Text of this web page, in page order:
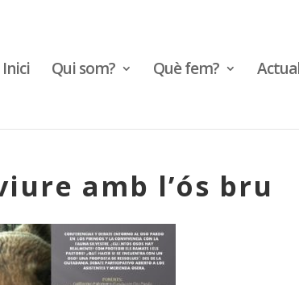
Inici Qui som? Què fem?
amb l’ós bru